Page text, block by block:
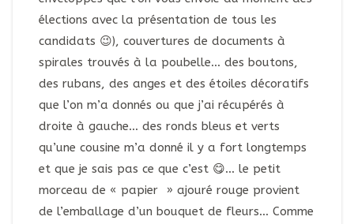
élections avec la présentation de tous les
candidats 😉), couvertures de documents à
spirales trouvés à la poubelle… des boutons,
des rubans, des anges et des étoiles décoratifs
que l’on m’a donnés ou que j’ai récupérés à
droite à gauche… des ronds bleus et verts
qu’une cousine m’a donné il y a fort longtemps
et que je sais pas ce que c’est 😋… le petit
morceau de « papier » ajouré rouge provient
de l’emballage d’un bouquet de fleurs… Comme